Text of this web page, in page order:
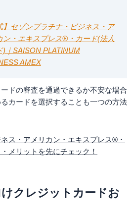
】セゾンプラチナ・ビジネス・ア
ン・エキスプレス®・カード(法人
)｜SAISON PLATINUM
AMEX
ドの審査を通過できるか不安な場合
カードを選択することも一つの方法
ス・アメリカン・エキスプレス®・
メリットを先にチェック！
クレジットカードお